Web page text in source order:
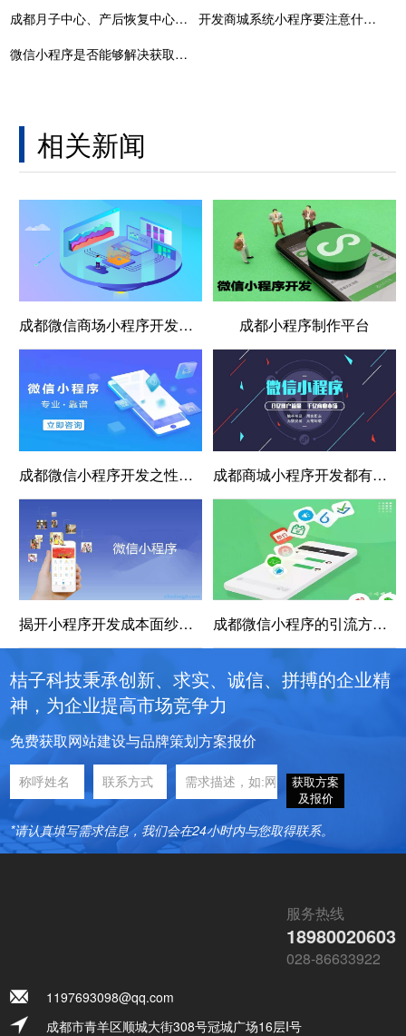
成都月子中心、产后恢复中心小程序预约管理系统
开发商城系统小程序要注意什么？
微信小程序是否能够解决获取流量的问题？
相关新闻
成都微信商场小程序开发制作功能介绍 成都小程序制作平台
成都微信小程序开发之性能调优心得 成都商城小程序开发都有哪些功能点
揭开小程序开发成本面纱：关键因素与预算策略 成都微信小程序的引流方式有很多种
桔子科技秉承创新、求实、诚信、拼搏的企业精
神，为企业提高市场竞争力
免费获取网站建设与品牌策划方案报价
获取方案
及报价
*请认真填写需求信息，我们会在24小时内与您取得联系。
服务热线
18980020603
028-86633922
1197693098@qq.com
成都市青羊区顺城大街308号冠城广场16层I号